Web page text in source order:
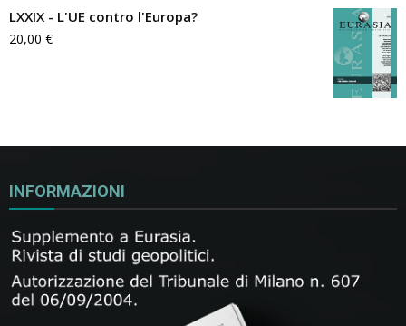
LXXIX - L'UE contro l'Europa?
20,00 €
INFORMAZIONI